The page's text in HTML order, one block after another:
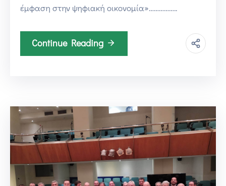
έμφαση στην ψηφιακή οικονομία»……………..
Continue Reading